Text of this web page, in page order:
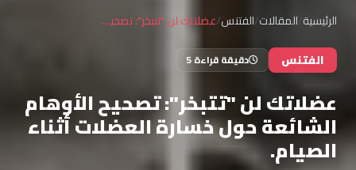
الرئيسية/المقالات/الفتنس/
عضلاتك لن "تتبخر": تصحيح الأوهام الشائعة حول خسارة العضلات أثناء الصيام.
الفتنس
دقيقة قراءة 5
عضلاتك لن "تتبخر": تصحيح الأوهام
الشائعة حول خسارة العضلات أثناء
الصيام.